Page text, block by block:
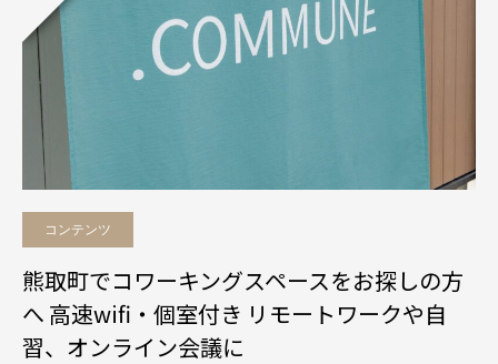
コンテンツ
熊取町でコワーキングスペースをお探しの方
へ 高速wifi・個室付き リモートワークや自
習、オンライン会議に